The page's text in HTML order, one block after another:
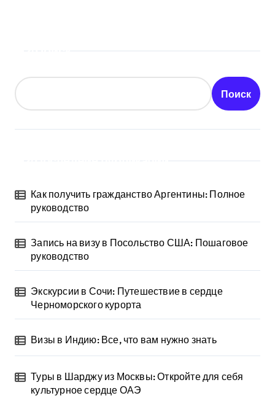
Поиск
Как получить гражданство Аргентины: Полное
руководство
Запись на визу в Посольство США: Пошаговое
руководство
Экскурсии в Сочи: Путешествие в сердце
Черноморского курорта
Визы в Индию: Все, что вам нужно знать
Туры в Шарджу из Москвы: Откройте для себя
культурное сердце ОАЭ